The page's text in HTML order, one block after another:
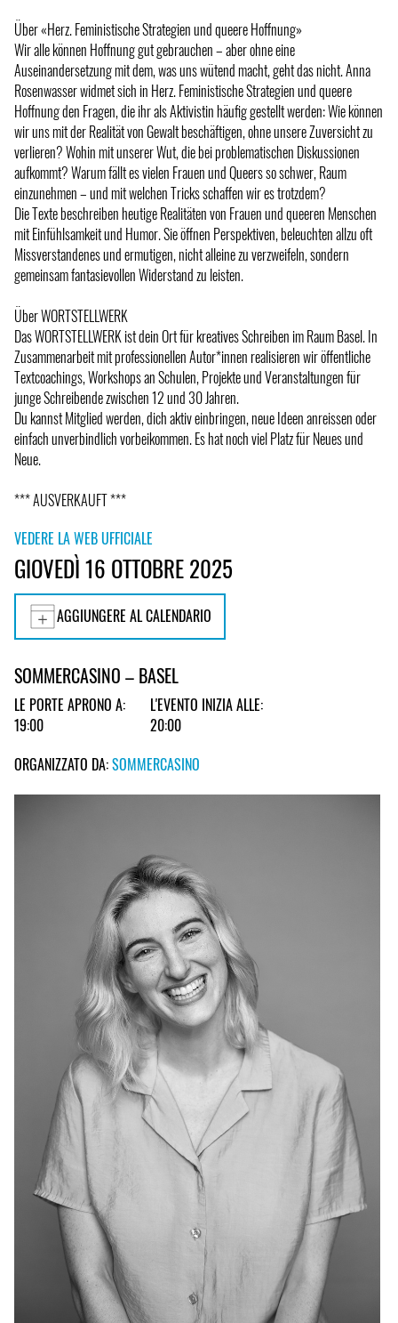
Über «Herz. Feministische Strategien und queere Hoffnung»
Wir alle können Hoffnung gut gebrauchen – aber ohne eine
Auseinandersetzung mit dem, was uns wütend macht, geht das nicht. Anna
Rosenwasser widmet sich in Herz. Feministische Strategien und queere
Hoffnung den Fragen, die ihr als Aktivistin häufig gestellt werden: Wie können
wir uns mit der Realität von Gewalt beschäftigen, ohne unsere Zuversicht zu
verlieren? Wohin mit unserer Wut, die bei problematischen Diskussionen
aufkommt? Warum fällt es vielen Frauen und Queers so schwer, Raum
einzunehmen – und mit welchen Tricks schaffen wir es trotzdem?
Die Texte beschreiben heutige Realitäten von Frauen und queeren Menschen
mit Einfühlsamkeit und Humor. Sie öffnen Perspektiven, beleuchten allzu oft
Missverstandenes und ermutigen, nicht alleine zu verzweifeln, sondern
gemeinsam fantasievollen Widerstand zu leisten.
Über WORTSTELLWERK
Das WORTSTELLWERK ist dein Ort für kreatives Schreiben im Raum Basel. In
Zusammenarbeit mit professionellen Autor*innen realisieren wir öffentliche
Textcoachings, Workshops an Schulen, Projekte und Veranstaltungen für
junge Schreibende zwischen 12 und 30 Jahren.
Du kannst Mitglied werden, dich aktiv einbringen, neue Ideen anreissen oder
einfach unverbindlich vorbeikommen. Es hat noch viel Platz für Neues und
Neue.
*** AUSVERKAUFT ***
VEDERE LA WEB UFFICIALE
GIOVEDÌ 16 OTTOBRE 2025
AGGIUNGERE AL CALENDARIO
SOMMERCASINO – BASEL
LE PORTE APRONO A:
19:00
L'EVENTO INIZIA ALLE:
20:00
ORGANIZZATO DA:SOMMERCASINO